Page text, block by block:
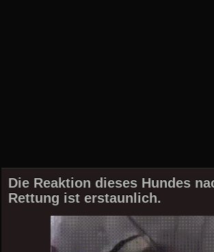
Die Reaktion dieses Hundes
Rettung ist erstaunlich.